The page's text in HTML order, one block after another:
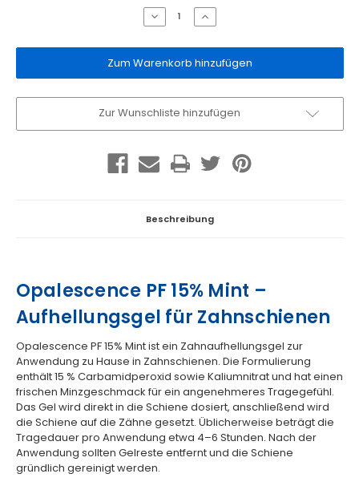
Menge
von
Opalescence
PF15%
Mint
verringern
Menge
von
Opalescence
PF15%
Mint
erhöhen
Zur Wunschliste hinzufügen
Beschreibung
Opalescence PF 15% Mint –
Aufhellungsgel für Zahnschienen
Opalescence PF 15% Mint ist ein Zahnaufhellungsgel zur
Anwendung zu Hause in Zahnschienen. Die Formulierung
enthält 15 % Carbamidperoxid sowie Kaliumnitrat und hat einen
frischen Minzgeschmack für ein angenehmeres Tragegefühl.
Das Gel wird direkt in die Schiene dosiert, anschließend wird
die Schiene auf die Zähne gesetzt. Üblicherweise beträgt die
Tragedauer pro Anwendung etwa 4–6 Stunden. Nach der
Anwendung sollten Gelreste entfernt und die Schiene
gründlich gereinigt werden.